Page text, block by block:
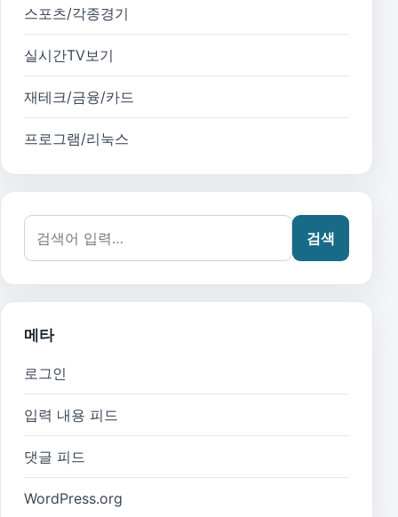
스포츠/각종경기
실시간TV보기
재테크/금융/카드
프로그램/리눅스
검색어:
검색
메타
로그인
입력 내용 피드
댓글 피드
WordPress.org